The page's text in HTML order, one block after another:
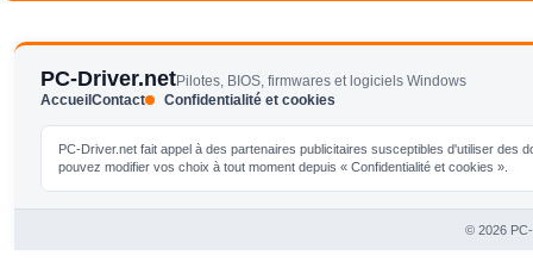
PC-Driver.netPilotes, BIOS, firmwares et logiciels Windows
Accueil Contact Confidentialité et cookies
PC-Driver.net fait appel à des partenaires publicitaires susceptibles d'utiliser
pouvez modifier vos choix à tout moment depuis « Confidentialité et cookies ».
© 2026